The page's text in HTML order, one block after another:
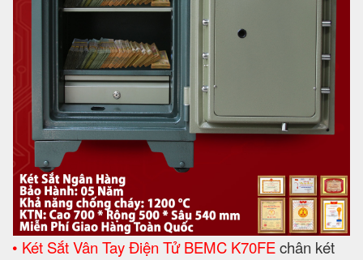
• Két Sắt Vân Tay Điện Tử BEMC K70FEchân két